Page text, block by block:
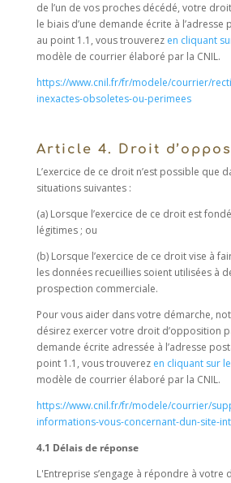
de l’un de vos proches décédé, votre
le biais d’une demande écrite à
au point 1.1, vous trouverez en cliquant
modèle de courrier élaboré par la CNIL.
https://www.cnil.fr/fr/modele/courrier/
inexactes-obsoletes-ou-perimees
Article 4. Droit
L’exercice de ce droit n’est possible que
situations suivantes :
(a) Lorsque l’exercice de ce droit est
légitimes ; ou
(b) Lorsque l’exercice de ce droit vise à
les données recueillies soient utilisées à
prospection commerciale.
Pour vous aider dans votre démarche,
désirez exercer votre droit d’opposition
demande écrite adressée à l’adresse
point 1.1, vous trouverez en cliquant sur
modèle de courrier élaboré par la CNIL.
https://www.cnil.fr/fr/modele/courrier/
informations-vous-concernant-dun-site-
4.1 Délais de réponse
L'Entreprise s’engage à répondre à votre